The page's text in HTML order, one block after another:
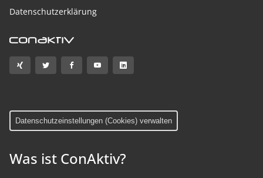
Datenschutzerklärung
Datenschutzeinstellungen (Cookies) verwalten
Was ist ConAktiv?